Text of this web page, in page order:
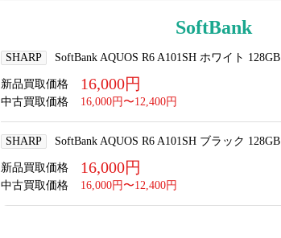
SoftBank
SHARP SoftBank AQUOS R6 A101SH ホワイト 128GB
新品買取価格 16,000円
中古買取価格 16,000円〜12,400円
SHARP SoftBank AQUOS R6 A101SH ブラック 128GB
新品買取価格 16,000円
中古買取価格 16,000円〜12,400円